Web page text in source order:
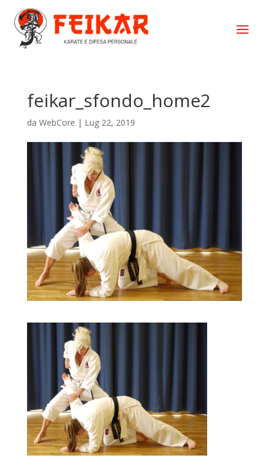
feikar_sfondo_home2
da WebCore | Lug 22, 2019